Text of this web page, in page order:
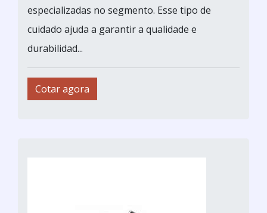
especializadas no segmento. Esse tipo de
cuidado ajuda a garantir a qualidade e
durabilidad...
Cotar agora